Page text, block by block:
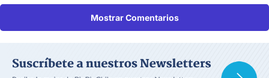
Mostrar Comentarios